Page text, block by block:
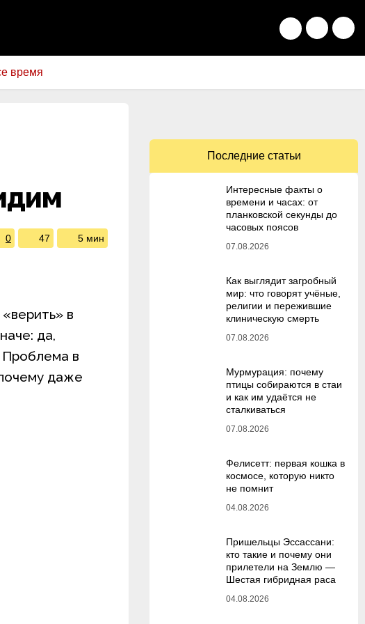
время
5 мин
47
0
в
да,
Проблема в
даже
Последние статьи
Интересные факты о
времени и часах: от
планковской секунды до
часовых поясов
07.08.2026
Как выглядит загробный
мир: что говорят учёные,
религии и пережившие
клиническую смерть
07.08.2026
Мурмурация: почему
птицы собираются в стаи
и как им удаётся не
сталкиваться
07.08.2026
Фелисетт: первая кошка в
космосе, которую никто
не помнит
04.08.2026
Пришельцы Эссассани:
кто такие и почему они
прилетели на Землю —
Шестая гибридная раса
04.08.2026